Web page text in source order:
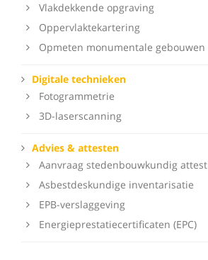
Vlakdekkende opgraving
Oppervlaktekartering
Opmeten monumentale gebouwen
Digitale technieken
Fotogrammetrie
3D-laserscanning
Advies & attesten
Aanvraag stedenbouwkundig attest
Asbestdeskundige inventarisatie
EPB-verslaggeving
Energieprestatiecertificaten (EPC)